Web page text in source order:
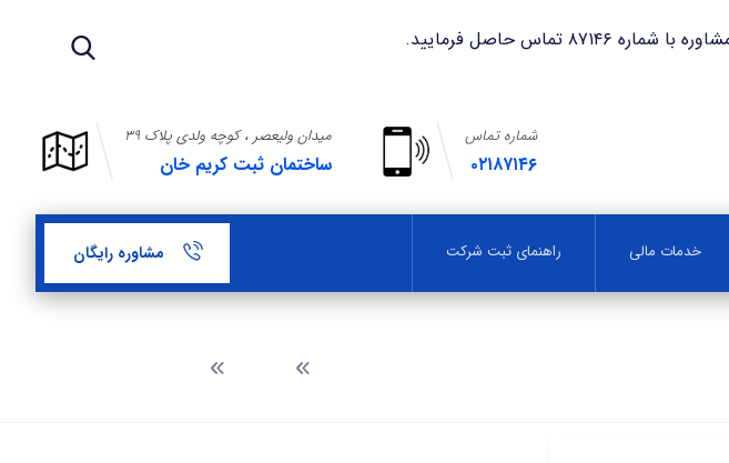
حاصل فرمایید.
میدان ولیعصر ، کوچه ولدی پلاک ۳۹
ساختمان ثبت کریم خان
شماره تماس
۰۲۱۸۷۱۴۶
خدمات مالی راهنمای ثبت شرکت مشاوره رایگان